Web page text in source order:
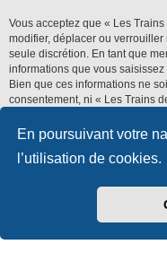
En poursuivant votre
l’utilisation de cookies.
Vous acceptez que « Les
modifier, déplacer ou verrouiller
seule discrétion. En tant que
informations que vous
Bien que ces informations ne
consentement, ni « Les Trains
compromission des données.